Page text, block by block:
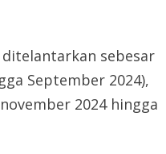
ditelantarkan sebesar
September 2024),
2024 hingga